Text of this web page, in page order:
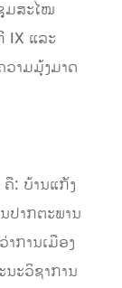
ມສະໄໝ
IX ແລະ
າມມຸ້ງມາດ
: ບ້ານແກັງ
ປາກຕະພານ
ການເມືອງ
ະວິຊາການ